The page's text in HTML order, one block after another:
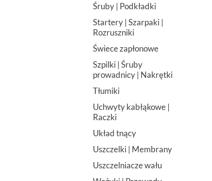
Śruby | Podkładki
Startery | Szarpaki |
Rozruszniki
Świece zapłonowe
Szpilki | Śruby
prowadnicy | Nakrętki
Tłumiki
Uchwyty kabłąkowe |
Raczki
Układ tnący
Uszczelki | Membrany
Uszczelniacze wału